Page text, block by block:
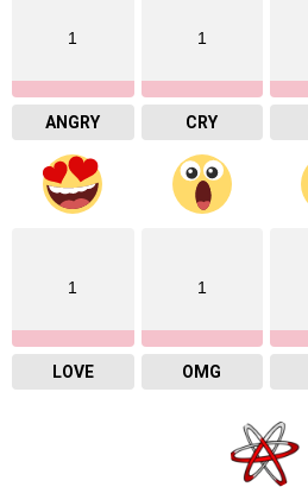
1
ANGRY
1
CRY
1
LOVE
1
OMG